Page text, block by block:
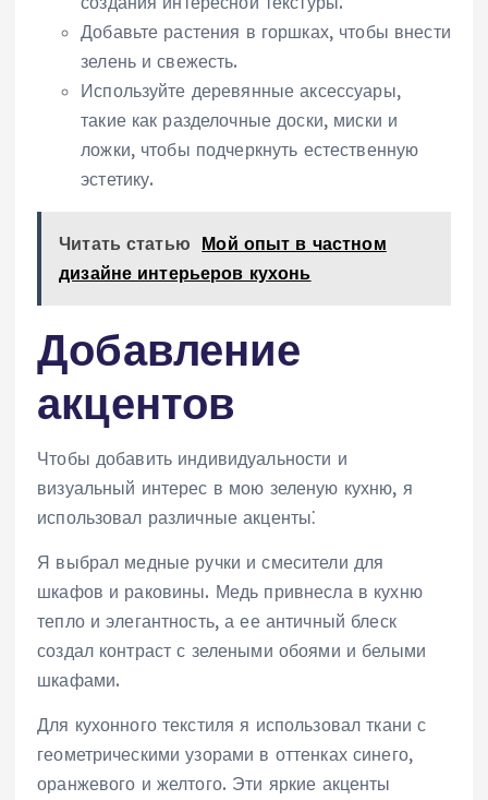
Добавьте растения в горшках, чтобы внести
зелень и свежесть.
Используйте деревянные аксессуары,
такие как разделочные доски, миски и
ложки, чтобы подчеркнуть естественную
эстетику.
Читать статью Мой опыт в частном
дизайне интерьеров кухонь
Добавление
акцентов
Чтобы добавить индивидуальности и
визуальный интерес в мою зеленую кухню, я
использовал различные акценты⁚
Я выбрал медные ручки и смесители для
шкафов и раковины. Медь привнесла в кухню
тепло и элегантность, а ее античный блеск
создал контраст с зелеными обоями и белыми
шкафами.
Для кухонного текстиля я использовал ткани с
геометрическими узорами в оттенках синего,
оранжевого и желтого. Эти яркие акценты